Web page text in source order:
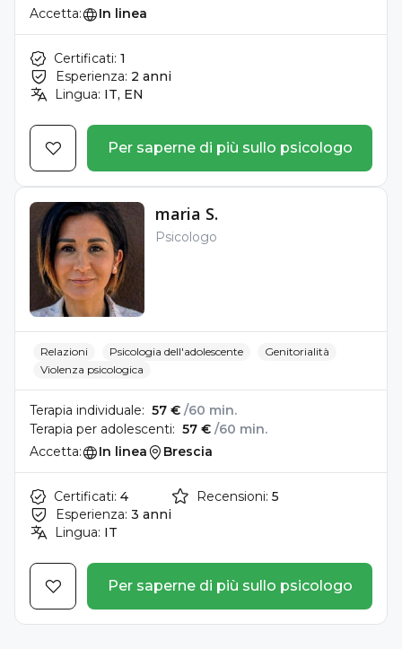
Accetta:
In linea
Certificati: 1
Esperienza: 2 anni
Lingua: IT, EN
Per saperne di più sullo psicologo
maria S.
Psicologo
Relazioni Psicologia dell'adolescente
Genitorialità
Violenza psicologica
Terapia individuale: 57 € /60 min.
Terapia per adolescenti: 57 € /60 min.
Accetta:
In linea Brescia
Certificati: 4
Esperienza: 3 anni
Lingua: IT
Recensioni: 5
Per saperne di più sullo psicologo